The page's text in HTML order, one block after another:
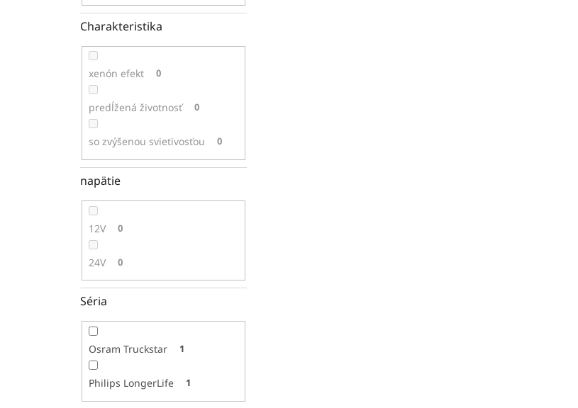
Charakteristika
xenón efekt 0
predĺžená životnosť 0
so zvýšenou svietivosťou 0
napätie
12V 0
24V 0
Séria
Osram Truckstar 1
Philips LongerLife 1